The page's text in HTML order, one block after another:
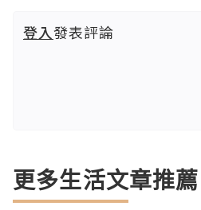
登入發表評論
更多生活文章推薦